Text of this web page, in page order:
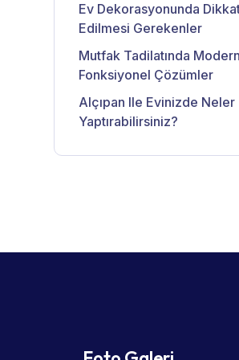
Ev Dekorasyonunda
Edilmesi Gerekenler
Mutfak Tadilatında
Fonksiyonel Çözümler
Alçıpan Ile Evinizde Neler
Yaptırabilirsiniz?